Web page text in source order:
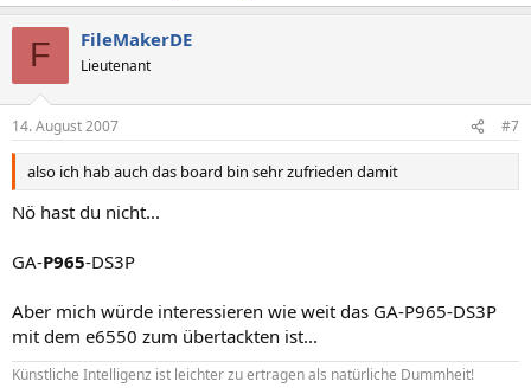
F FileMakerDE
Lieutenant
14. August 2007 #7
also ich hab auch das board bin sehr zufrieden damit
Nö hast du nicht...
GA-P965-DS3P
Aber mich würde interessieren wie weit das GA-P965-DS3P
mit dem e6550 zum übertackten ist...
Künstliche Intelligenz ist leichter zu ertragen als natürliche Dummheit!